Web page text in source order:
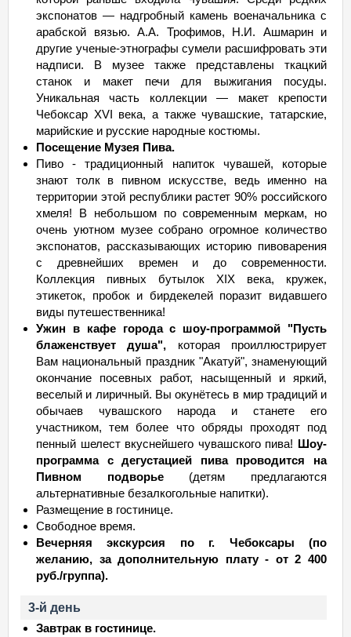
экспонатов — надгробный камень военачальника с
арабской вязью. А.А. Трофимов, Н.И. Ашмарин и
другие ученые-этнографы сумели расшифровать эти
надписи. В музее также представлены ткацкий
станок и макет печи для выжигания посуды.
Уникальная часть коллекции — макет крепости
Чебоксар XVI века, а также чувашские, татарские,
марийские и русские народные костюмы.
Посещение Музея Пива.
Пиво - традиционный напиток чувашей, которые
знают толк в пивном искусстве, ведь именно на
территории этой республики растет 90% российского
хмеля! В небольшом по современным меркам, но
очень уютном музее собрано огромное количество
экспонатов, рассказывающих историю пивоварения
с древнейших времен и до современности.
Коллекция пивных бутылок XIX века, кружек,
этикеток, пробок и бирдекелей поразит видавшего
виды путешественника!
Ужин в кафе города с шоу-программой "Пусть
блаженствует душа", которая проиллюстрирует
Вам национальный праздник "Акатуй", знаменующий
окончание посевных работ, насыщенный и яркий,
веселый и лиричный. Вы окунётесь в мир традиций и
обычаев чувашского народа и станете его
участником, тем более что обряды проходят под
пенный шелест вкуснейшего чувашского пива! Шоу-
программа с дегустацией пива проводится на
Пивном подворье(детям предлагаются
альтернативные безалкогольные напитки).
Размещение в гостинице.
Свободное время.
Вечерняя экскурсия по г. Чебоксары (по
желанию, за дополнительную плату - от 2 400
руб./группа).
3-й день
Завтрак в гостинице.